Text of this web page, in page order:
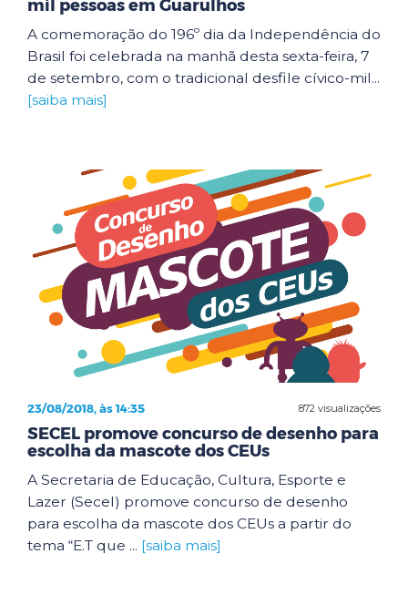
mil pessoas em Guarulhos
A comemoração do 196º dia da Independência do
Brasil foi celebrada na manhã desta sexta-feira, 7
de setembro, com o tradicional desfile cívico-mil...
[saiba mais]
872 visualizações
23/08/2018, às 14:35
SECEL promove concurso de desenho para
escolha da mascote dos CEUs
A Secretaria de Educação, Cultura, Esporte e
Lazer (Secel) promove concurso de desenho
para escolha da mascote dos CEUs a partir do
tema “E.T que ... [saiba mais]